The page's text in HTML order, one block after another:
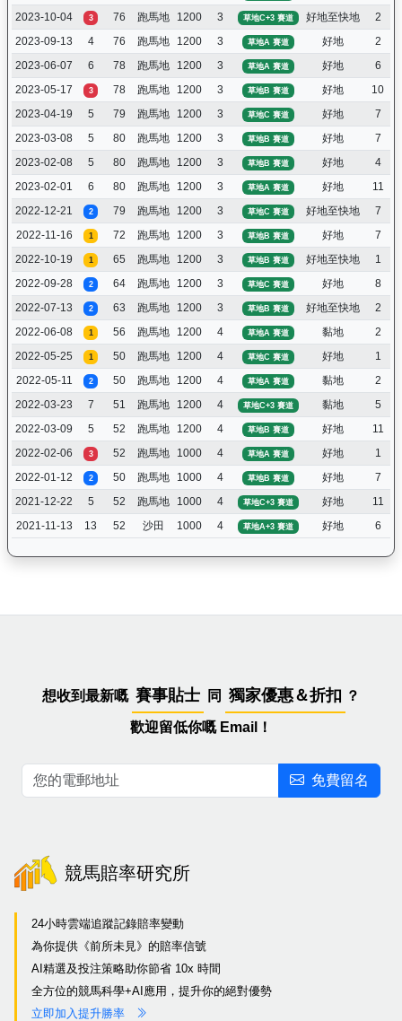
2023-10-04
3 76 跑馬地 1200 3 草地C+3 賽道 好地至快地 2
2023-09-13
4 76 跑馬地 1200 3 草地A 賽道 好地 2
2023-06-07
6 78 跑馬地 1200 3 草地A 賽道 好地 6
2023-05-17
3 78 跑馬地 1200 3 草地B 賽道 好地 10
2023-04-19
5 79 跑馬地 1200 3 草地C 賽道 好地 7
2023-03-08
5 80 跑馬地 1200 3 草地B 賽道 好地 7
2023-02-08
5 80 跑馬地 1200 3 草地B 賽道 好地 4
2023-02-01
6 80 跑馬地 1200 3 草地A 賽道 好地 11
2022-12-21
2 79 跑馬地 1200 3 草地C 賽道 好地至快地 7
2022-11-16
1 72 跑馬地 1200 3 草地B 賽道 好地 7
2022-10-19
1 65 跑馬地 1200 3 草地B 賽道 好地至快地 1
2022-09-28
2 64 跑馬地 1200 3 草地C 賽道 好地 8
2022-07-13
2 63 跑馬地 1200 3 草地B 賽道 好地至快地 2
2022-06-08
1 56 跑馬地 1200 4 草地A 賽道 黏地 2
2022-05-25
1 50 跑馬地 1200 4 草地C 賽道 好地 1
2022-05-11
2 50 跑馬地 1200 4 草地A 賽道 黏地 2
2022-03-23
7 51 跑馬地 1200 4 草地C+3 賽道 黏地 5
2022-03-09
5 52 跑馬地 1200 4 草地B 賽道 好地 11
2022-02-06
3 52 跑馬地 1000 4 草地A 賽道 好地 1
2022-01-12
2 50 跑馬地 1000 4 草地B 賽道 好地 7
2021-12-22
5 52 跑馬地 1000 4 草地C+3 賽道 好地 11
2021-11-13
13 52 沙田 1000 4 草地A+3 賽道 好地 6
想收到最新嘅 賽事貼士 同 獨家優惠＆折扣 ？
歡迎留低你嘅 Email！
免費留名
競馬賠率研究所
24小時雲端追蹤記錄賠率變動
為你提供《前所未見》的賠率信號
AI精選及投注策略助你節省 10x 時間
全方位的競馬科學+AI應用，提升你的絕對優勢
立即加入提升勝率